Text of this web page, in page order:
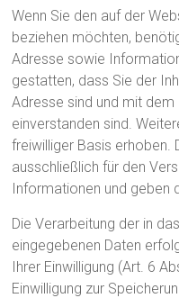
Wenn Sie den auf der
beziehen möchten,
Adresse sowie
gestatten, dass Sie der
Adresse sind und mit
einverstanden sind.
freiwilliger Basis erhoben.
ausschließlich für den
Informationen und geben
Die Verarbeitung der in
eingegebenen Daten
Ihrer Einwilligung (Art. 6
Einwilligung zur